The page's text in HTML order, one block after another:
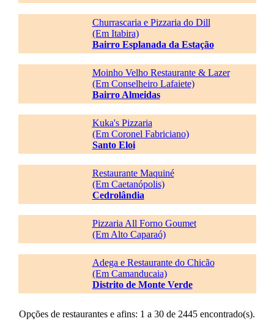
Churrascaria e Pizzaria do Dill
(Em Itabira)
Bairro Esplanada da Estação
Moinho Velho Restaurante & Lazer
(Em Conselheiro Lafaiete)
Bairro Almeidas
Kuka's Pizzaria
(Em Coronel Fabriciano)
Santo Eloi
Restaurante Maquiné
(Em Caetanópolis)
Cedrolândia
Pizzaria All Forno Goumet
(Em Alto Caparaó)
Adega e Restaurante do Chicão
(Em Camanducaia)
Distrito de Monte Verde
Opções de restaurantes e afins: 1 a 30 de 2445 encontrado(s).